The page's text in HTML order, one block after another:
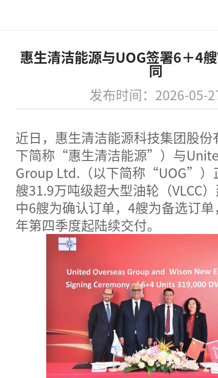
惠生清洁能源与UOG签署6＋4
同
发布时间：2026-05-
近日，惠生清洁能源科技集团股
下简称“惠生清洁能源”）与
Group Ltd.（以下简称“UOG”）
艘31.9万吨级超大型油轮（VLCC
中6艘为确认订单，4艘为备选订
年第四季度起陆续交付。